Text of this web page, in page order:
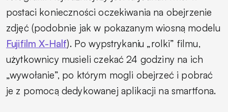
postaci konieczności oczekiwania na obejrzenie
zdjęć (podobnie jak w pokazanym wiosną modelu
Fujifilm X-Half). Po wypstrykaniu „rolki” filmu,
użytkownicy musieli czekać 24 godziny na ich
„wywołanie”, po którym mogli obejrzeć i pobrać
je z pomocą dedykowanej aplikacji na smartfona.